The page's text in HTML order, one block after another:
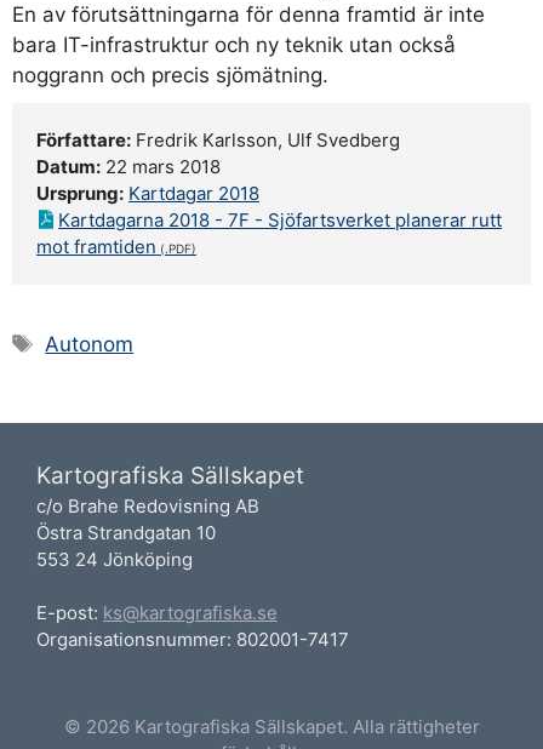
En av förutsättningarna för denna framtid är inte
bara IT-infrastruktur och ny teknik utan också
noggrann och precis sjömätning.
Författare: Fredrik Karlsson, Ulf Svedberg
Datum: 22 mars 2018
Ursprung: Kartdagar 2018
Kartdagarna 2018 - 7F - Sjöfartsverket planerar rutt
mot framtiden
Etiketter
Autonom
Kartografiska Sällskapet
c/o Brahe Redovisning AB
Östra Strandgatan 10
553 24 Jönköping
E-post: ks@kartografiska.se
Organisationsnummer: 802001-7417
© 2026 Kartografiska Sällskapet. Alla rättigheter